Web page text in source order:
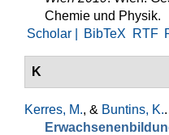
Chemie und Physik.
Scholar |
BibTeX RTF
K
Kerres, M., & Buntins, K.